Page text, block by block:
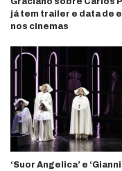
já tem trailer e data de
nos cinemas
‘Suor Angelica’ e ‘Gianni